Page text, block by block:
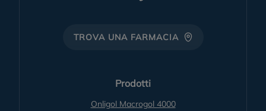
TROVA UNA FARMACIA
Prodotti
Onligol Macrogol 4000